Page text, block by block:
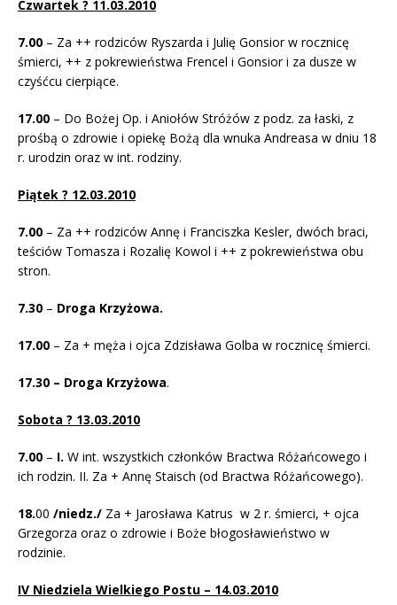
Czwartek ? 11.03.2010
7.00 – Za ++ rodziców Ryszarda i Julię Gonsior w rocznicę
śmierci, ++ z pokrewieństwa Frencel i Gonsior i za dusze w
czyśćcu cierpiące.
17.00 – Do Bożej Op. i Aniołów Stróżów z podz. za łaski, z
prośbą o zdrowie i opiekę Bożą dla wnuka Andreasa w dniu 18
r. urodzin oraz w int. rodziny.
Piątek ? 12.03.2010
7.00 – Za ++ rodziców Annę i Franciszka Kesler, dwóch braci,
teściów Tomasza i Rozalię Kowol i ++ z pokrewieństwa obu
stron.
7.30 – Droga Krzyżowa.
17.00 – Za + męża i ojca Zdzisława Golba w rocznicę śmierci.
17.30 – Droga Krzyżowa.
Sobota ? 13.03.2010
7.00 – I. W int. wszystkich członków Bractwa Różańcowego i
ich rodzin. II. Za + Annę Staisch (od Bractwa Różańcowego).
18.00 /niedz./ Za + Jarosława Katrus w 2 r. śmierci, + ojca
Grzegorza oraz o zdrowie i Boże błogosławieństwo w
rodzinie.
IV Niedziela Wielkiego Postu – 14.03.2010